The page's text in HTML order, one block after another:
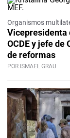
Organismos
Vicepresidenta
OCDE y jefe de
de reformas
POR ISMAEL GRAU